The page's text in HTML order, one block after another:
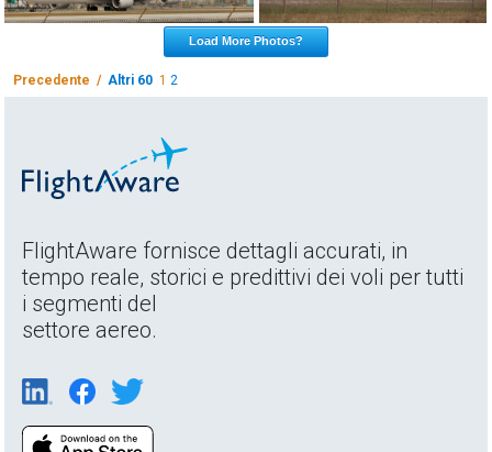
Load More Photos?
Precedente / Altri 60 1 2
FlightAware fornisce dettagli accurati, in
tempo reale, storici e predittivi dei voli per tutti
i segmenti del
settore aereo.